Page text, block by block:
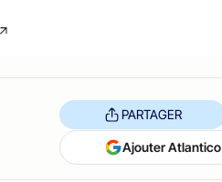
PARTAGER
Ajouter